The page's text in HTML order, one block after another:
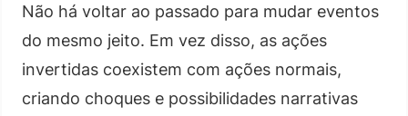
Não há voltar ao passado para mudar eventos
do mesmo jeito. Em vez disso, as ações
invertidas coexistem com ações normais,
criando choques e possibilidades narrativas